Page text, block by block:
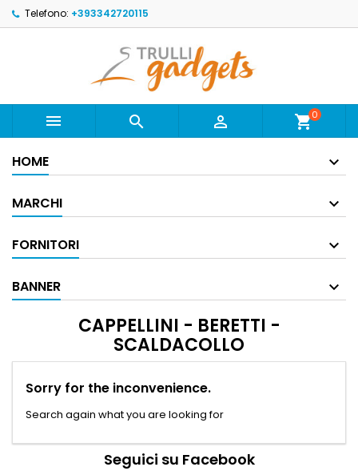
Telefono: +393342720115
   shopping_cart0
HOME
MARCHI
FORNITORI
BANNER
CAPPELLINI - BERETTI -
SCALDACOLLO
Sorry for the inconvenience.
Search again what you are looking for
Seguici su Facebook